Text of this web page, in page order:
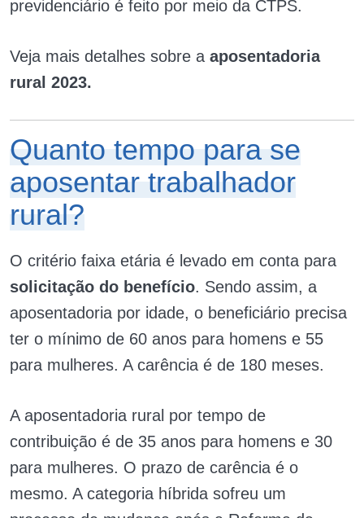
previdenciário é feito por meio da CTPS.
Veja mais detalhes sobre a aposentadoria
rural 2023.
Quanto tempo para se
aposentar trabalhador
rural?
O critério faixa etária é levado em conta para
solicitação do benefício. Sendo assim, a
aposentadoria por idade, o beneficiário precisa
ter o mínimo de 60 anos para homens e 55
para mulheres. A carência é de 180 meses.
A aposentadoria rural por tempo de
contribuição é de 35 anos para homens e 30
para mulheres. O prazo de carência é o
mesmo. A categoria híbrida sofreu um